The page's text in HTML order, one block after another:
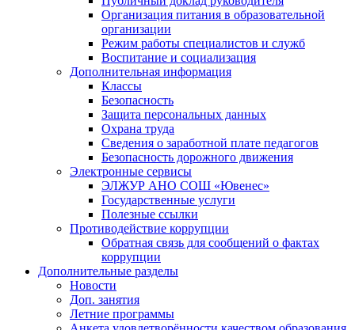
Организация питания в образовательной
организации
Режим работы специалистов и служб
Воспитание и социализация
Дополнительная информация
Классы
Безопасность
Защита персональных данных
Охрана труда
Сведения о заработной плате педагогов
Безопасность дорожного движения
Электронные сервисы
ЭЛЖУР АНО СОШ «Ювенес»
Государственные услуги
Полезные ссылки
Противодействие коррупции
Обратная связь для сообщений о фактах
коррупции
Дополнительные разделы
Новости
Доп. занятия
Летние программы